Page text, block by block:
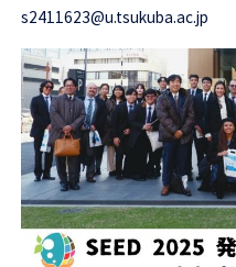
s2411623@u.tsukuba.ac.jp